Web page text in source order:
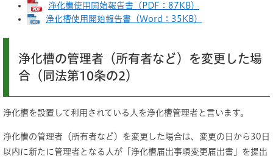
浄化槽使用開始報告書（PDF：87KB）
浄化槽使用開始報告書（Word：35KB）
浄化槽の管理者（所有者など）を変更した場
合（同法第10条の2）
浄化槽を設置して利用されている人を浄化槽管理者と言います。
浄化槽の管理者（所有者など）を変更した場合は、変更の日から30日
以内に新たに管理者となる人が「浄化槽届出事項変更届出書」を提出